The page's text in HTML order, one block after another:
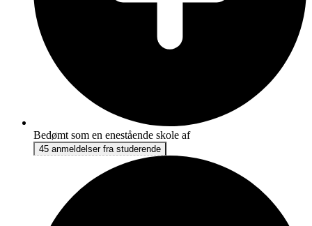
Bedømt som en enestående skole af
45 anmeldelser fra studerende